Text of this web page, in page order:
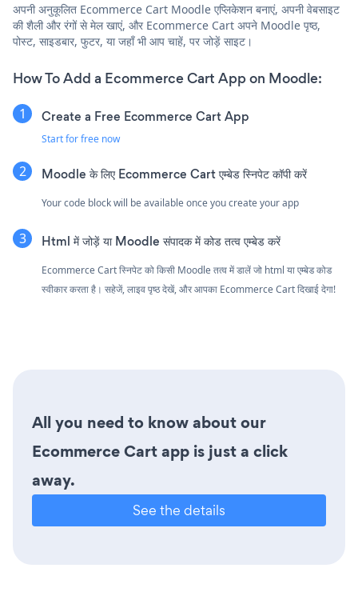
अपनी अनुकूलित Ecommerce Cart Moodle एप्लिकेशन बनाएं, अपनी वेबसाइट
की शैली और रंगों से मेल खाएं, और Ecommerce Cart अपने Moodle पृष्ठ,
पोस्ट, साइडबार, फुटर, या जहाँ भी आप चाहें, पर जोड़ें साइट।
How To Add a Ecommerce Cart App on Moodle:
Create a Free Ecommerce Cart App
Start for free now
Moodle के लिए Ecommerce Cart एम्बेड स्निपेट कॉपी करें
Your code block will be available once you create your app
Html में जोड़ें या Moodle संपादक में कोड तत्व एम्बेड करें
Ecommerce Cart स्निपेट को किसी Moodle तत्व में डालें जो html या एम्बेड कोड
स्वीकार करता है। सहेजें, लाइव पृष्ठ देखें, और आपका Ecommerce Cart दिखाई देगा!
All you need to know about our
Ecommerce Cart app is just a click
away.
See the details